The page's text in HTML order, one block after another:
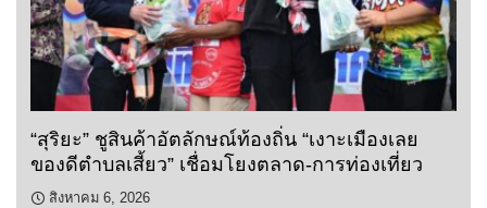
“สุริยะ” ชูสินค้าอัตลักษณ์ท้องถิ่น “เงาะเมืองเลย
ของดีตำบลเสี้ยว” เชื่อมโยงตลาด-การท่องเที่ยว
สิงหาคม 6, 2026